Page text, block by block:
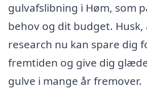
gulvafslibning i Høm, som
behov og dit budget.
research nu kan spare dig
fremtiden og give dig
gulve i mange år fremover.